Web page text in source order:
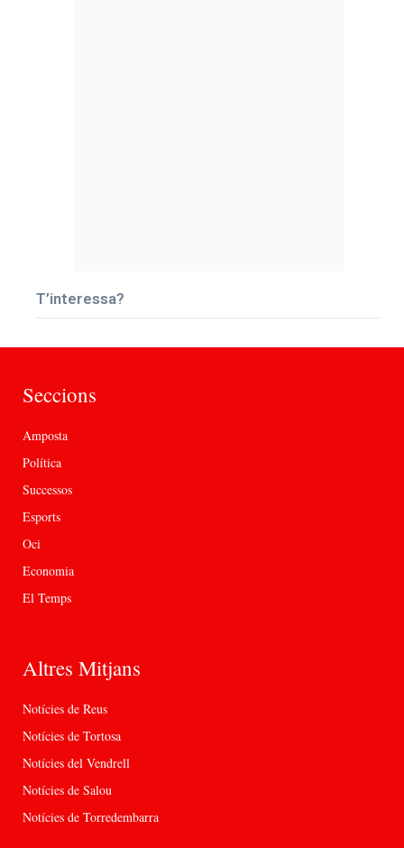
T’interessa?
Seccions
Amposta
Política
Successos
Esports
Oci
Economia
El Temps
Altres Mitjans
Notícies de Reus
Notícies de Tortosa
Notícies del Vendrell
Notícies de Salou
Notícies de Torredembarra